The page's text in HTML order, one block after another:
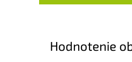
Hodnotenie